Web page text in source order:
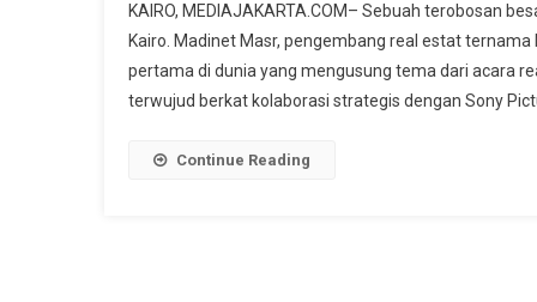
Punya
Kawasan
Bisnis
Bertema
KAIRO, MEDIAJAKARTA.COM– Sebuah terobosan
Kairo. Madinet Masr, pengembang real estat
pertama di dunia yang mengusung tema dari acara
terwujud berkat kolaborasi strategis dengan Sony
Continue Reading